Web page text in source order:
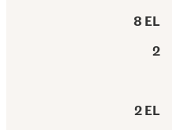
8 EL
2
2 EL